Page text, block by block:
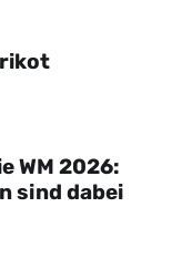
WM 2026:
sind dabei